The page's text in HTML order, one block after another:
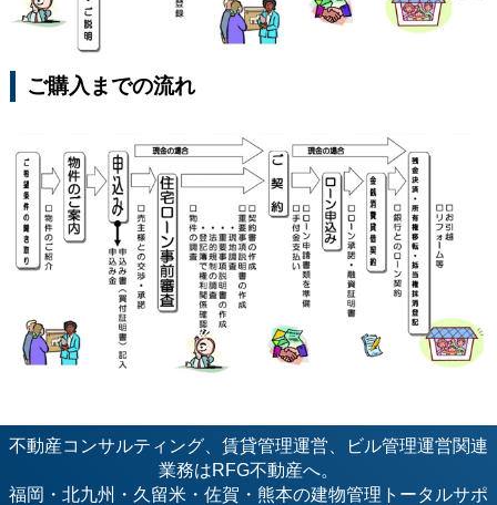
ご購入までの流れ
不動産コンサルティング、賃貸管理運営、ビル管理運営関連
業務はRFG不動産へ。
福岡・北九州・久留米・佐賀・熊本の建物管理トータルサポ